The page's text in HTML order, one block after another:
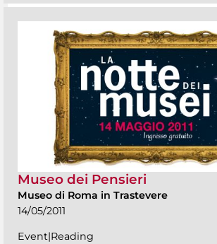
Museo dei Pensieri
Museo di Roma in Trastevere
14/05/2011
Event|Reading